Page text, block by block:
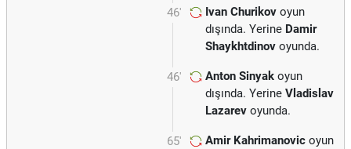
46' Ivan Churikov oyun
dışında. Yerine Damir
Shaykhtdinov oyunda.
46' Anton Sinyak oyun
dışında. Yerine Vladislav
Lazarev oyunda.
65' Amir Kahrimanovic oyun